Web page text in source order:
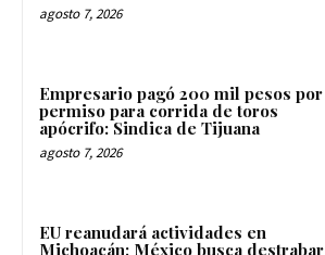
agosto 7, 2026
Empresario pagó 200 mil pesos por
permiso para corrida de toros
apócrifo: Sindica de Tijuana
agosto 7, 2026
EU reanudará actividades en
Michoacán; México busca destrabar